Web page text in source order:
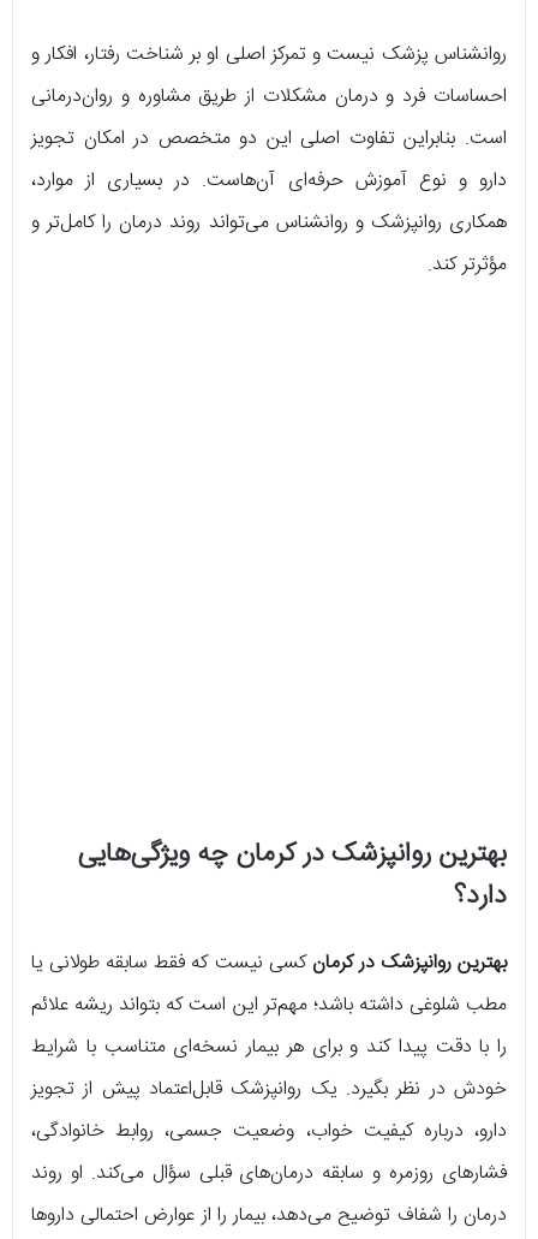
روانشناس پزشک نیست و تمرکز اصلی او بر شناخت رفتار، افکار و
احساسات فرد و درمان مشکلات از طریق مشاوره و روان‌درمانی
است. بنابراین تفاوت اصلی این دو متخصص در امکان تجویز
دارو و نوع آموزش حرفه‌ای آن‌هاست. در بسیاری از موارد،
همکاری روانپزشک و روانشناس می‌تواند روند درمان را کامل‌تر و
مؤثرتر کند.
بهترین روانپزشک در کرمان چه ویژگی‌هایی
دارد؟
بهترین روانپزشک در کرمانکسی نیست که فقط سابقه طولانی یا
مطب شلوغی داشته باشد؛ مهم‌تر این است که بتواند ریشه علائم
را با دقت پیدا کند و برای هر بیمار نسخه‌ای متناسب با شرایط
خودش در نظر بگیرد. یک روانپزشک قابل‌اعتماد پیش از تجویز
دارو، درباره کیفیت خواب، وضعیت جسمی، روابط خانوادگی،
فشارهای روزمره و سابقه درمان‌های قبلی سؤال می‌کند. او روند
درمان را شفاف توضیح می‌دهد، بیمار را از عوارض احتمالی داروها